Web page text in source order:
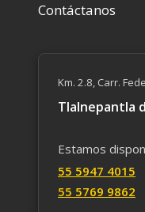
Contáctanos
Km. 2.8, Carr.
Tlalnepantla
Estamos
55 59​47 4015
55 5769 9862